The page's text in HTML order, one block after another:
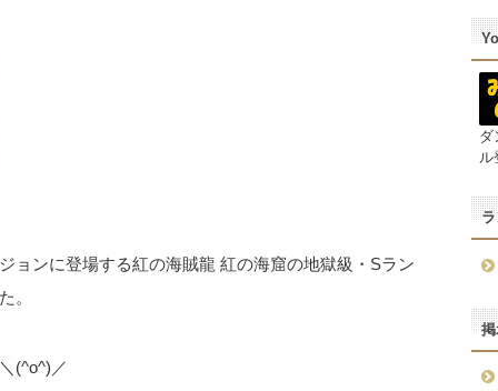
ョンに登場する紅の海賊龍 紅の海窟の地獄級・Sラン
。
(^o^)／
ダ
ル